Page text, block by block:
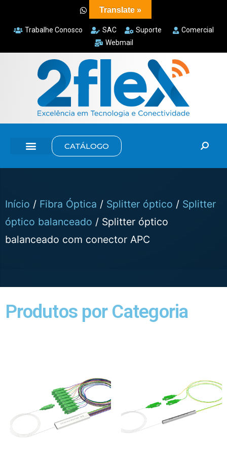
Trabalhe Conosco SAC Suporte
Comercial
Webmail
CATÁLOGO
Início / Fibra Óptica / Splitter óptico / Splitter
óptico balanceado / Splitter óptico
balanceado com conector APC
Produtos por Categoria
Translate »